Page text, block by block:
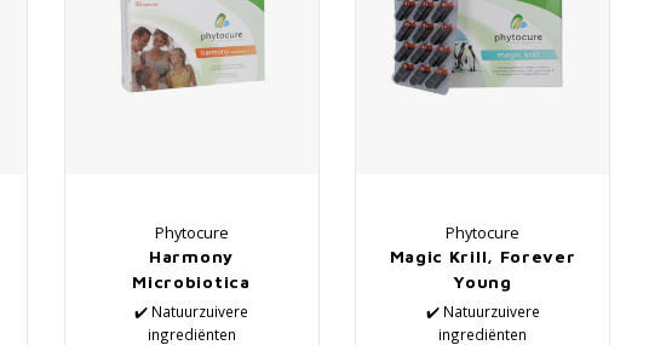
Phytocure
Harmony
Microbiotica
✔️ Natuurzuivere
ingrediënten
Phytocure
Magic Krill, Forever
Young
✔️ Natuurzuivere
ingrediënten